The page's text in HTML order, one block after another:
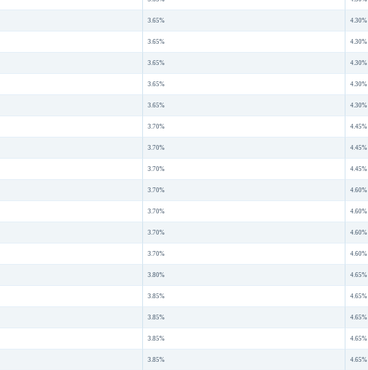
3.65% 4.30%
3.65% 4.30%
3.65% 4.30%
3.65% 4.30%
3.65% 4.30%
3.70% 4.45%
3.70% 4.45%
3.70% 4.45%
3.70% 4.60%
3.70% 4.60%
3.70% 4.60%
3.70% 4.60%
3.80% 4.65%
3.85% 4.65%
3.85% 4.65%
3.85% 4.65%
3.85% 4.65%